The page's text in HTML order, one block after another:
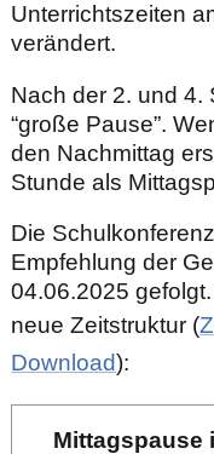
Unterrichtszeiten
verändert.
Nach der 2. und 4.
“große Pause”.
den Nachmittag
Stunde als
Die
Empfehlung der
04.06.2025
neue Zeitstruktur (
Download):
Mittagspause